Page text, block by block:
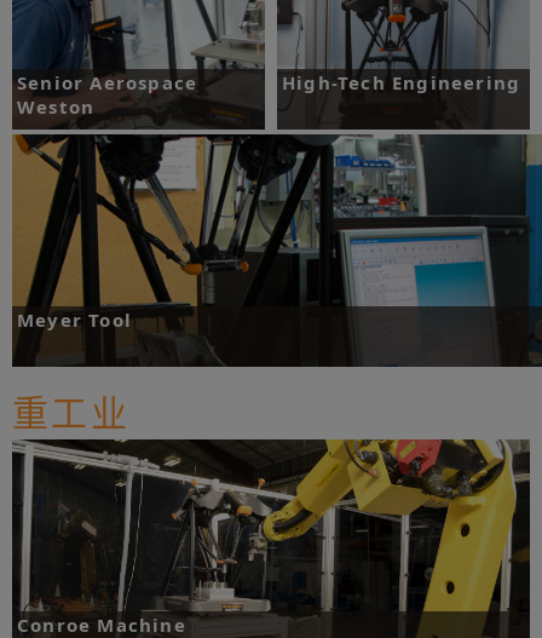
Senior Aerospace
Weston
Equator™比对仪将单位零件检测时间缩
短了大约75%，而且引入更全面的零部件
追溯功能。
更多
High-Tech Engineering
自从使用Equator™比对仪，High-Tech
Engineering再也没有生产过一件不合格
的零件，并且其零件生产成本降低了
27%。
更多
Meyer Tool
重工业
Conroe Machine